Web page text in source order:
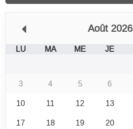
Août 2026
LU MA ME JE
3
4 5 6
10
11 12 13
17
18 19 20